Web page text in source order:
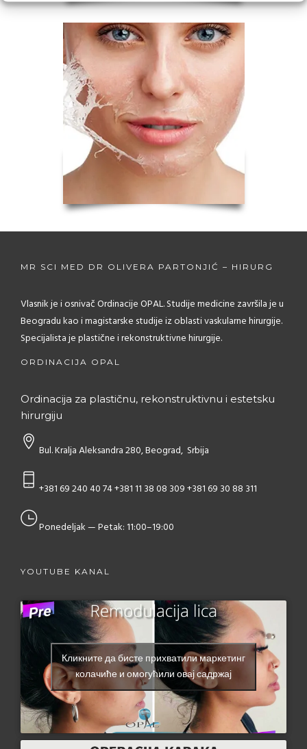
MR SCI MED DR OLIVERA PARTONJIĆ – HIRURG
Vlasnik je i osnivač Ordinacije OPAL. Studije medicine završila je u
Beogradu kao i magistarske studije iz oblasti vaskularne hirurgije.
Specijalista je plastične i rekonstruktivne hirurgije.
ORDINACIJA OPAL
Ordinacija za plastičnu, rekonstruktivnu i estetsku
hirurgiju
Bul. Kralja Aleksandra 280, Beograd, Srbija
+381 69 240 40 74+381 11 38 08 309+381 69 30 88 311
Ponedeljak — Petak: 11:00–19:00
YOUTUBE KANAL
Кликните да бисте прихватили маркетинг
колачиће и омогућили овај садржај